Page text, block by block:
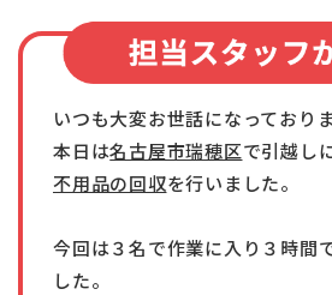
いつも大変お世話になっておりま
本日は名古屋市瑞穂区で引越し
不用品の回収を行いました。
今回は３名で作業に入り３時間
した。